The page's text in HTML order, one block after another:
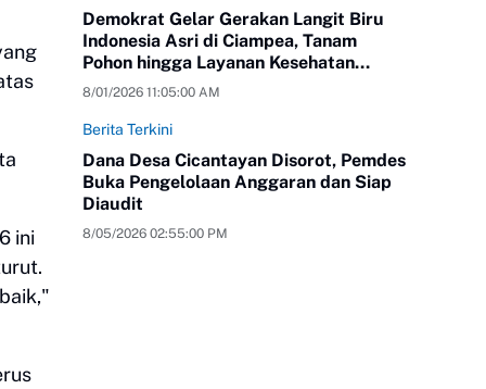
ini
Demokrat Gelar Gerakan Langit Biru
Indonesia Asri di Ciampea, Tanam
Pohon hingga Layanan Kesehatan
Gratis
8/01/2026 11:05:00 AM
Berita Terkini
Dana Desa Cicantayan Disorot, Pemdes
Buka Pengelolaan Anggaran dan Siap
Diaudit
8/05/2026 02:55:00 PM